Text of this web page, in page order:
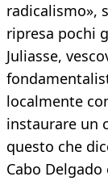
radicalismo»,
ripresa pochi
Juliasse,
localmente
instaurare un
questo che
Cabo